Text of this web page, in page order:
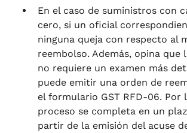
En el caso de suministros con
cero, si un oficial
ninguna queja con respecto al
reembolso. Además, opina que
no requiere un examen más
puede emitir una orden de
el formulario GST RFD-06. Por
proceso se completa en un
partir de la emisión del acuse